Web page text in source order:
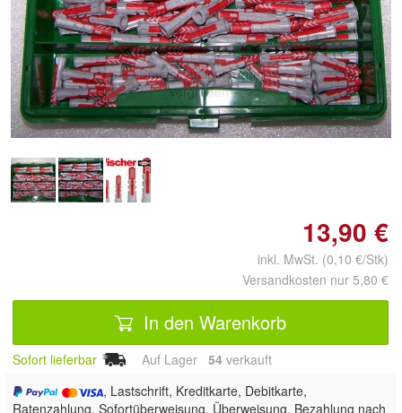
Doppelt antippen zum
vergrößern
13,90 €
inkl. MwSt. (0,10 €/Stk)
Versandkosten nur 5,80 €
In den Warenkorb
Sofort lieferbar Auf Lager 54 verkauft
, Lastschrift, Kreditkarte, Debitkarte,
Ratenzahlung, Sofortüberweisung, Überweisung, Bezahlung nach